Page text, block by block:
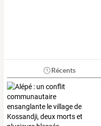
Récents